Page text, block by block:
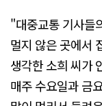
"대중교통 기사들
멀지 않은 곳에서
생각한 소희 씨가
매주 수요일과 금